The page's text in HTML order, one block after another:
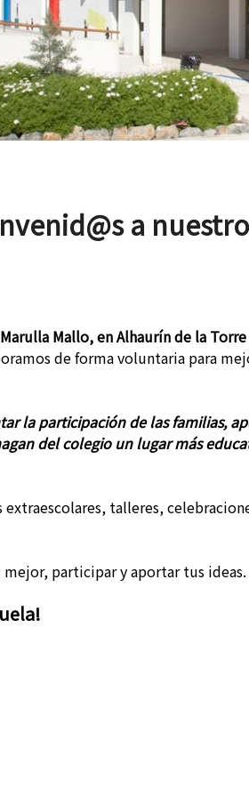
a
Marulla Mallo, en Alhaurín de la
de forma voluntaria para
la participación de las familias,
del colegio un lugar más
talleres,
participar y aportar tus ideas.